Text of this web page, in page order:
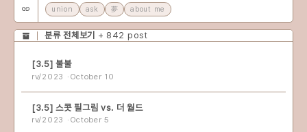
union ask 夢 about me
분류 전체보기 + 842 post
[3.5] 불불
rv/2023 October 10
[3.5] 스콧 필그림 vs. 더 월드
rv/2023 October 5